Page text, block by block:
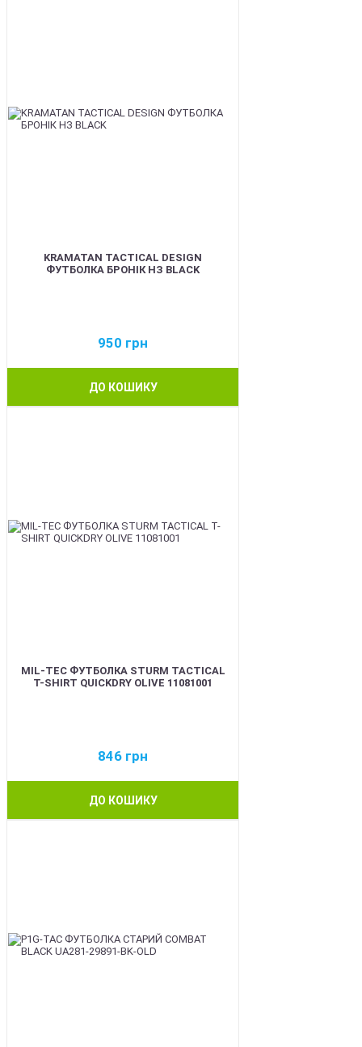
KRAMATAN TACTICAL DESIGN
ФУТБОЛКА БРОНІК НЗ BLACK
950 грн
ДО КОШИКУ
MIL-TEC ФУТБОЛКА STURM TACTICAL
T-SHIRT QUICKDRY OLIVE 11081001
846 грн
ДО КОШИКУ